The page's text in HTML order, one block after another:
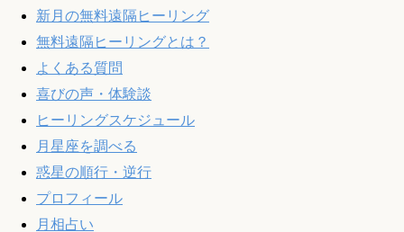
新月の無料遠隔ヒーリング
無料遠隔ヒーリングとは？
よくある質問
喜びの声・体験談
ヒーリングスケジュール
月星座を調べる
惑星の順行・逆行
プロフィール
月相占い